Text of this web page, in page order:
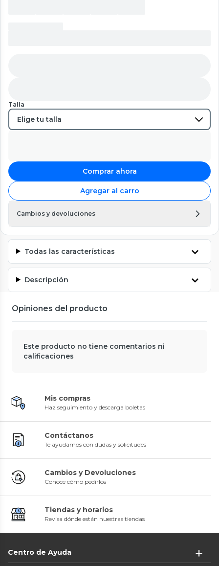
Talla
Comprar ahora
Agregar al carro
Cambios y devoluciones
Todas las características
Descripción
Opiniones del producto
Este producto no tiene comentarios ni
calificaciones
Mis compras
Haz seguimiento y descarga boletas
Contáctanos
Te ayudamos con dudas y solicitudes
Cambios y Devoluciones
Conoce cómo pedirlos
Tiendas y horarios
Revisa dónde están nuestras tiendas
Centro de Ayuda